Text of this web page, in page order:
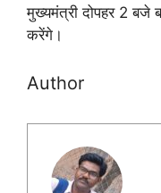
मुख्यमंत्री दोपहर 2 बजे
करेंगे।
Author